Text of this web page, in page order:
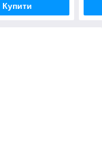
Купити